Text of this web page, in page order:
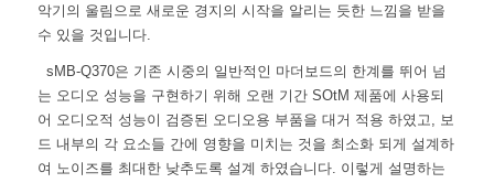
악기의 울림으로 새로운 경지의 시작을 알리는 듯한 느낌을 받을
수 있을 것입니다.
sMB-Q370은 기존 시중의 일반적인 마더보드의 한계를 뛰어 넘
는 오디오 성능을 구현하기 위해 오랜 기간 SOtM 제품에 사용되
어 오디오적 성능이 검증된 오디오용 부품을 대거 적용 하였고, 보
드 내부의 각 요소들 간에 영향을 미치는 것을 최소화 되게 설계하
여 노이즈를 최대한 낮추도록 설계 하였습니다. 이렇게 설명하는